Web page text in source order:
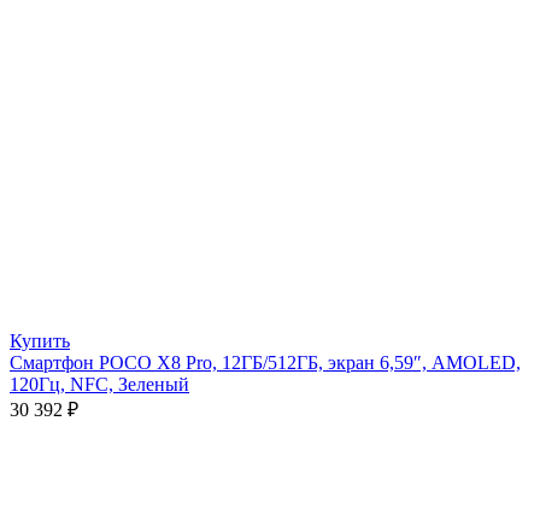
Купить
Смартфон POCO X8 Pro, 12ГБ/512ГБ, экран 6,59″, AMOLED,
120Гц, NFC, Зеленый
30 392 ₽